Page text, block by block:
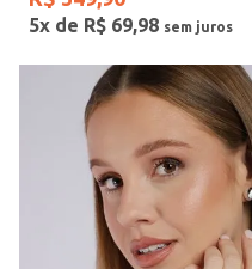
5x de R$ 69,98